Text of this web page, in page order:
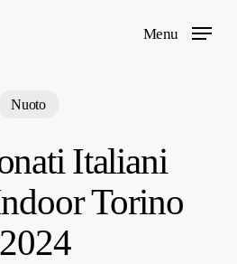
Menu
Nuoto
Italiani
Torino
2024